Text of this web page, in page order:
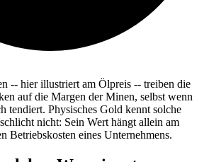
-- hier illustriert am Ölpreis -- treiben die
auf die Margen der Minen, selbst wenn
tendiert. Physisches Gold kennt solche
nicht: Sein Wert hängt allein am
Betriebskosten eines Unternehmens.